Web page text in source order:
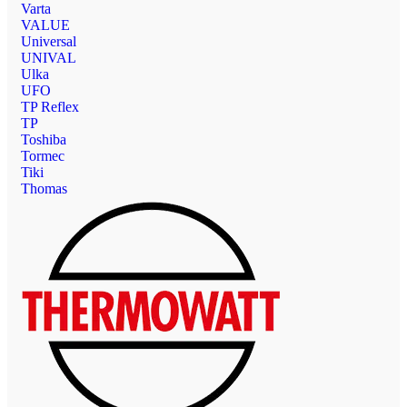
Varta
VALUE
Universal
UNIVAL
Ulka
UFO
TP Reflex
TP
Toshiba
Tormec
Tiki
Thomas